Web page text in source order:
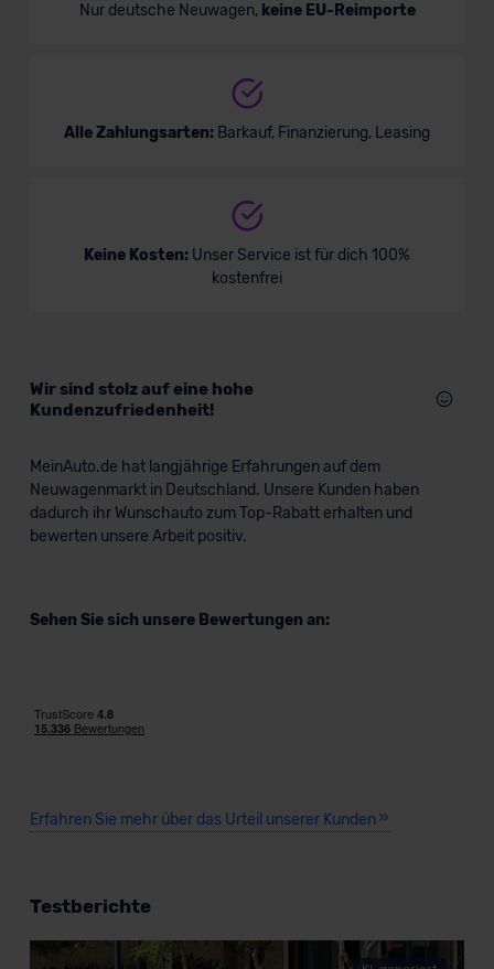
Nur deutsche Neuwagen, keine EU-Reimporte
Alle Zahlungsarten: Barkauf, Finanzierung, Leasing
Keine Kosten: Unser Service ist für dich 100%
kostenfrei
Wir sind stolz auf eine hohe
Kundenzufriedenheit!
MeinAuto.de hat langjährige Erfahrungen auf dem
Neuwagenmarkt in Deutschland. Unsere Kunden haben
dadurch ihr Wunschauto zum Top-Rabatt erhalten und
bewerten unsere Arbeit positiv.
Sehen Sie sich unsere Bewertungen an:
Erfahren Sie mehr über das Urteil unserer Kunden
Testberichte